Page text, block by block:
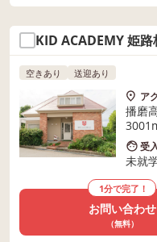
KID ACADEMY 姫路
空きあり 送迎あり
ア
播磨
受
未就
1分で完了！
お問い合わせ
（無料）